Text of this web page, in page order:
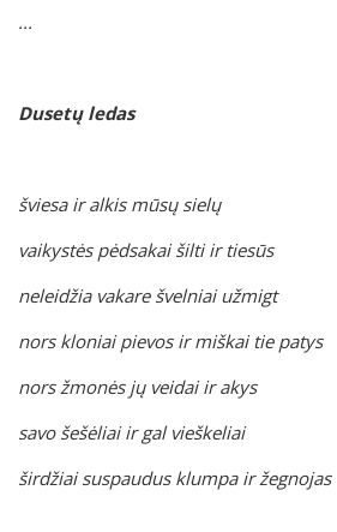
...
Dusetų ledas
šviesa ir alkis mūsų sielų
vaikystės pėdsakai šilti ir tiesūs
neleidžia vakare švelniai užmigt
nors kloniai pievos ir miškai tie patys
nors žmonės jų veidai ir akys
savo šešėliai ir gal vieškeliai
širdžiai suspaudus klumpa ir žegnojas